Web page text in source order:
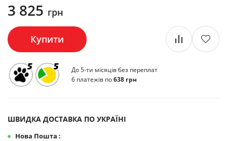
3 825 грн
Купити
До 5-ти місяців без переплат
6 платежів по638 грн
ШВИДКА ДОСТАВКА ПО УКРАЇНІ
Нова Пошта :